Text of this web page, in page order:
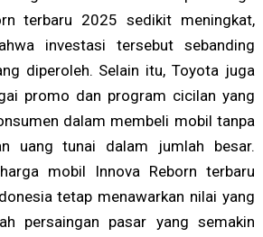
terbaru 2025 sedikit meningkat,
investasi tersebut sebanding
diperoleh. Selain itu, Toyota juga
promo dan program cicilan yang
dalam membeli mobil tanpa
uang tunai dalam jumlah besar.
mobil Innova Reborn terbaru
tetap menawarkan nilai yang
persaingan pasar yang semakin